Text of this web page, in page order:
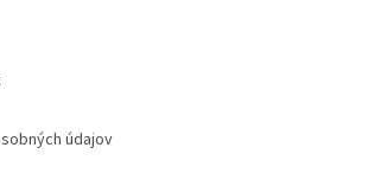
údajov